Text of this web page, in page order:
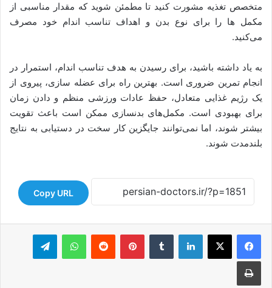
متخصص تغذیه مشورت کنید تا مطمئن شوید که مقدار مناسبی از
مکمل ها را برای نوع بدن و اهداف تناسب اندام خود مصرف
می‌کنید.
به یاد داشته باشید، برای رسیدن به هدف تناسب اندام، استمرار در
انجام تمرین ضروری است. بهترین راه برای عضله سازی، پیروی از
یک رژیم غذایی متعادل، حفظ عادات ورزشی منظم و دادن زمان
برای بهبودی است. مکمل‌های بدنسازی ممکن است باعث تقویت
بیشتر شوند، اما نمی‌توانند جایگزین کار سخت در دستیابی به نتایج
بلندمدت شوند.
Copy URL
لینکدین ‫تامبلر ‫پین‌ترست‫رددیت واتس آپ تلگرام
چاپ